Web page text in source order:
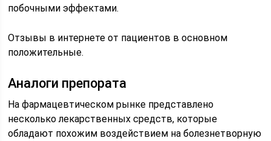
побочными эффектами.
Отзывы в интернете от пациентов в основном
положительные.
Аналоги препората
На фармацевтическом рынке представлено
несколько лекарственных средств, которые
обладают похожим воздействием на болезнетворную